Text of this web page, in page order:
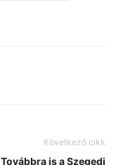
Következő cikk
Továbbra is a Szegedi